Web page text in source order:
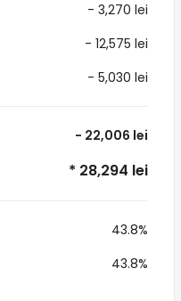
- 3,270 lei
- 12,575 lei
- 5,030 lei
- 22,006 lei
* 28,294 lei
43.8%
43.8%